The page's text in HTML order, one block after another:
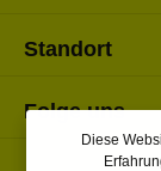
Standort
Folge uns
Diese